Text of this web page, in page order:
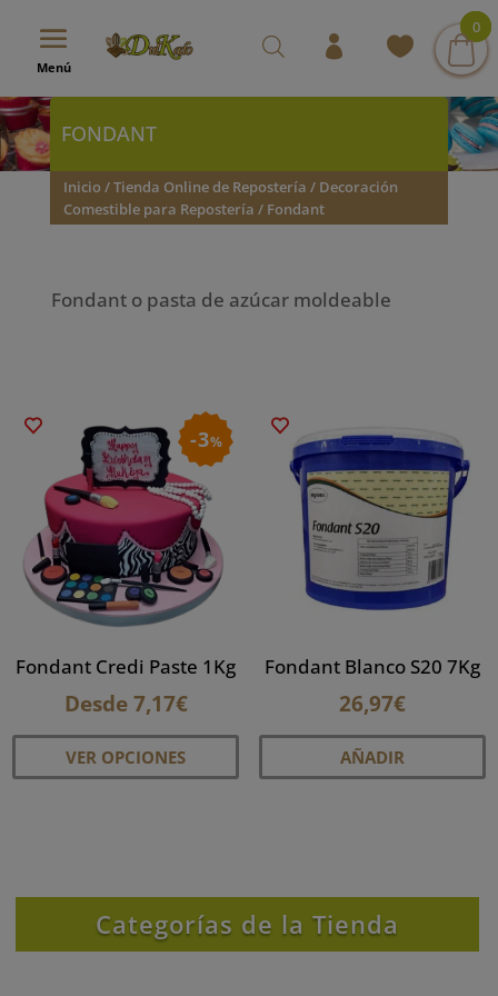
Menú
FONDANT
Inicio /Tienda Online de Repostería / Decoración
Comestible para Repostería / Fondant
Fondant o pasta de azúcar moldeable
3%
Fondant Credi Paste 1Kg
Desde7,17€
VER OPCIONES
Este
se
Fondant Blanco S20 7Kg
26,97€
AÑADIR
Categorías de la Tienda
0
0
0